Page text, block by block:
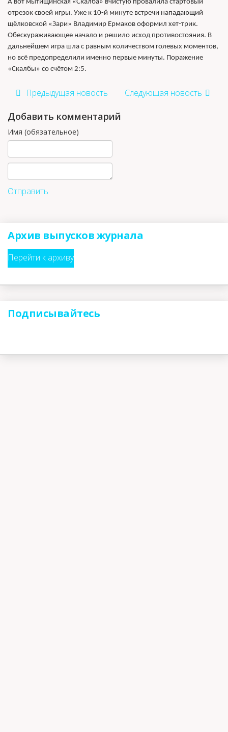
А вот мытищинская «Скалба» вчистую провалила стартовый
отрезок своей игры. Уже к 10-й минуте встречи нападающий
щёлковской «Зари» Владимир Ермаков оформил хет-трик.
Обескураживающее начало и решило исход противостояния. В
дальнейшем игра шла с равным количеством голевых моментов,
но всё предопределили именно первые минуты. Поражение
«Скалбы» со счётом 2:5.
Предыдущая новость Следующая новость
Добавить комментарий
Имя (обязательное)
Отправить
Архив выпусков журнала
Перейти к архиву
Подписывайтесь